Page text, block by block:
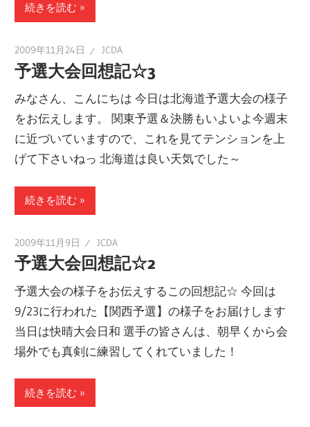
ま続きを読む
2009年11月24日 JCDA
予選大会回想記☆3
みなさん、こんにちは 今日は北海道予選大会の様子
をお伝えします。 関東予選＆決勝もいよいよ今週末
に近づいていますので、これを見てテンションを上
げて下さいねっ 北海道は良い天気でした～
続きを読む
2009年11月9日 JCDA
予選大会回想記☆2
予選大会の様子をお伝えするこの回想記☆ 今回は
9/23に行われた【関西予選】の様子をお届けします
当日は快晴大会日和 選手の皆さんは、朝早くから会
場外でも真剣に練習してくれていました！
続きを読む